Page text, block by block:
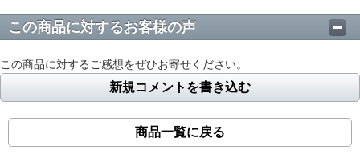
この商品に対するお客様の声
この商品に対するご感想をぜひお寄せください。
新規コメントを書き込む
商品一覧に戻る